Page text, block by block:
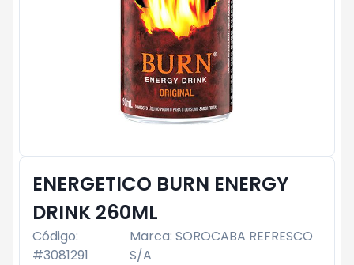
ENERGETICO BURN ENERGY
DRINK 260ML
Código:
#3081291
Marca: SOROCABA REFRESCO
S/A